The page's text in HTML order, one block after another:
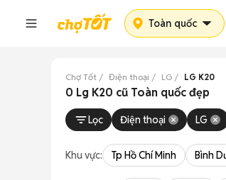
Toàn quốc
Chợ Tốt Điện thoại LG LG K20
0 Lg K20 cũ Toàn quốc đẹp
Lọc Điện thoại LG
Khu vực: Tp Hồ Chí Minh Bình